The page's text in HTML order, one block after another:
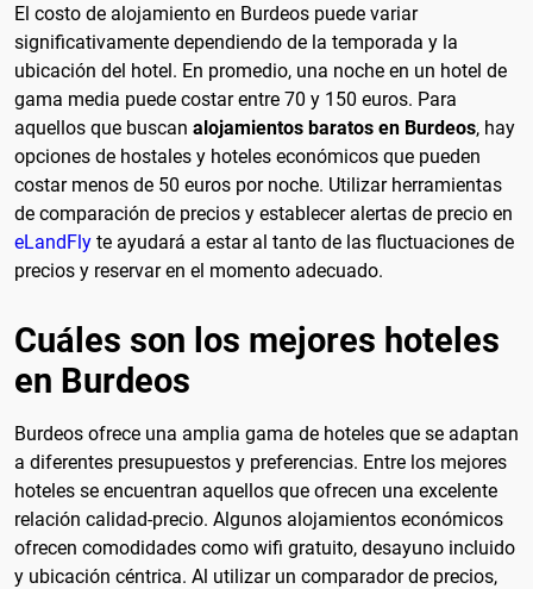
El costo de alojamiento en Burdeos puede variar
significativamente dependiendo de la temporada y la
ubicación del hotel. En promedio, una noche en un hotel de
gama media puede costar entre 70 y 150 euros. Para
aquellos que buscan alojamientos baratos en Burdeos, hay
opciones de hostales y hoteles económicos que pueden
costar menos de 50 euros por noche. Utilizar herramientas
de comparación de precios y establecer alertas de precio en
eLandFly te ayudará a estar al tanto de las fluctuaciones de
precios y reservar en el momento adecuado.
Cuáles son los mejores hoteles
en Burdeos
Burdeos ofrece una amplia gama de hoteles que se adaptan
a diferentes presupuestos y preferencias. Entre los mejores
hoteles se encuentran aquellos que ofrecen una excelente
relación calidad-precio. Algunos alojamientos económicos
ofrecen comodidades como wifi gratuito, desayuno incluido
y ubicación céntrica. Al utilizar un comparador de precios,